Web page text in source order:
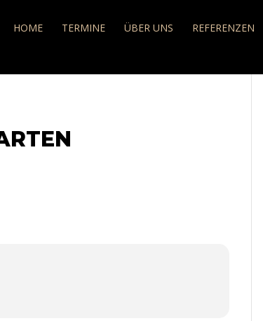
HOME TERMINE ÜBER UNS REFERENZEN